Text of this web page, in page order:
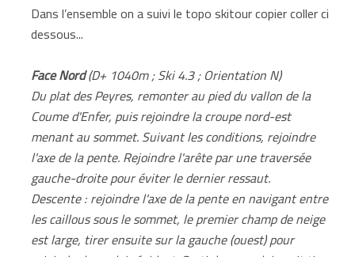
Dans l’ensemble on a suivi le topo skitour copier coller ci
dessous...
Face Nord(D+ 1040m ; Ski 4.3 ; Orientation N)
Du plat des Peyres, remonter au pied du vallon de la
Coume d'Enfer, puis rejoindre la croupe nord-est
menant au sommet. Suivant les conditions, rejoindre
l'axe de la pente. Rejoindre l'arête par une traversée
gauche-droite pour éviter le dernier ressaut.
Descente : rejoindre l'axe de la pente en navigant entre
les caillous sous le sommet, le premier champ de neige
est large, tirer ensuite sur la gauche (ouest) pour